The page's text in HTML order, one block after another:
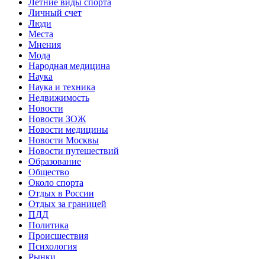
Личный счет
Люди
Места
Мнения
Мода
Народная медицина
Наука
Наука и техника
Недвижимость
Новости
Новости ЗОЖ
Новости медицины
Новости Москвы
Новости путешествий
Образование
Общество
Около спорта
Отдых в России
Отдых за границей
ПДД
Политика
Происшествия
Психология
Рынки